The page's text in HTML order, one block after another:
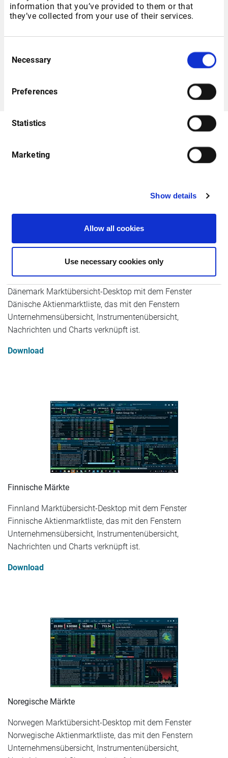
information that you’ve provided to them or that
they’ve collected from your use of their services.
Selection
Necessary
Preferences
Statistics
Marketing
Show details
Allow all cookies
Use necessary cookies only
German Markets Overview Desktop mit dem Fenster Xetra
Charts verknüpft ist.
Dänemark Marktübersicht-Desktop mit dem Fenster
Dänische Aktienmarktliste, das mit den Fenstern
Unternehmensübersicht, Instrumentenübersicht,
Nachrichten und Charts verknüpft ist.
Download
Finnische Märkte
Finnland Marktübersicht-Desktop mit dem Fenster
Finnische Aktienmarktliste, das mit den Fenstern
Unternehmensübersicht, Instrumentenübersicht,
Nachrichten und Charts verknüpft ist.
Download
Noregische Märkte
Norwegen Marktübersicht-Desktop mit dem Fenster
Norwegische Aktienmarktliste, das mit den Fenstern
Unternehmensübersicht, Instrumentenübersicht,